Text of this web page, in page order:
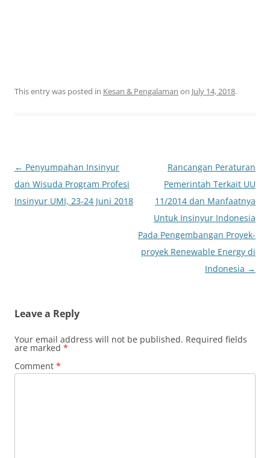
This entry was posted in Kesan & Pengalaman on July 14, 2018.
Post
navigation
← Penyumpahan Insinyur
dan Wisuda Program Profesi
Insinyur UMI, 23-24 Juni 2018
Rancangan Peraturan
Pemerintah Terkait UU
11/2014 dan Manfaatnya
Untuk Insinyur Indonesia
Pada Pengembangan Proyek-
proyek Renewable Energy di
Indonesia →
Leave a Reply
Your email address will not be published. Required fields
are marked *
Comment *